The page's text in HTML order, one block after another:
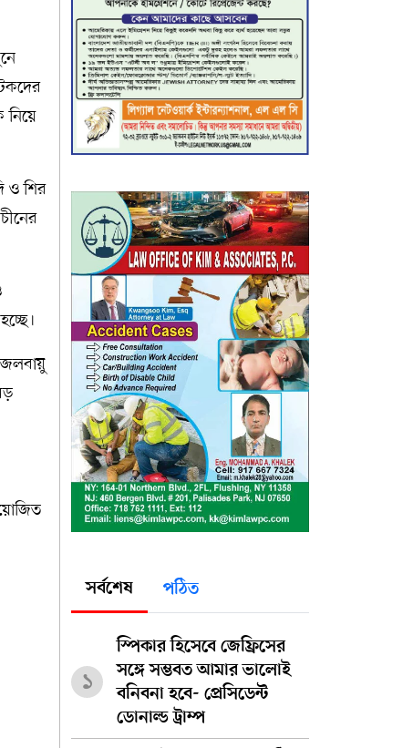
নিয়ে
ও শির
জলবায়ু
সর্বশেষ পঠিত
১
স্পিকার হিসেবে জেফ্রিসের
সঙ্গে সম্ভবত আমার ভালোই
বনিবনা হবে- প্রেসিডেন্ট
ডোনাল্ড ট্রাম্প